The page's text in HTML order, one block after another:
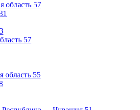
область 57
3
57
область 55